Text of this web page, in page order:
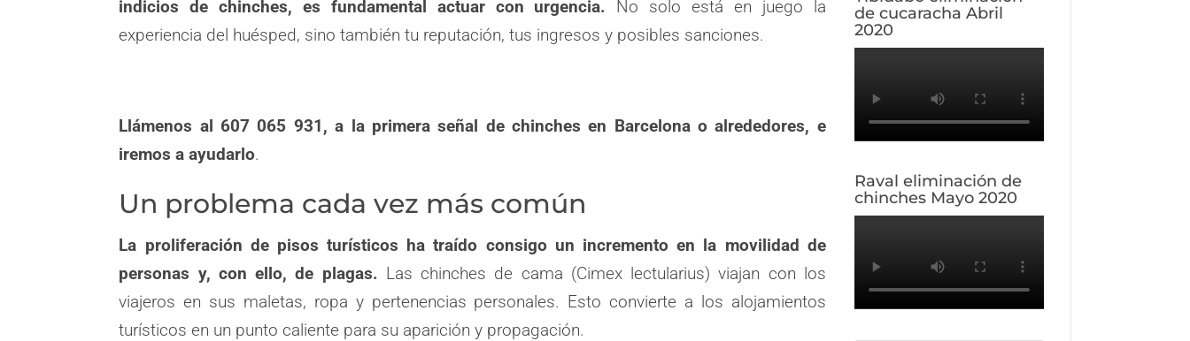
indicios de chinches, es fundamental actuar con urgencia. No solo está en juego la
experiencia del huésped, sino también tu reputación, tus ingresos y posibles sanciones.
Llámenos al 607 065 931, a la primera señal de chinches en Barcelonao alrededores, e
iremos a ayudarlo.
Un problema cada vez más común
La proliferación de pisos turísticos ha traído consigo un incremento en la movilidad de
personas y, con ello, de plagas. Las chinches de cama (Cimex lectularius) viajan con los
viajeros en sus maletas, ropa y pertenencias personales. Esto convierte a los alojamientos
turísticos en un punto caliente para su aparición y propagación.
de cucaracha Abril
2020
Raval eliminación de
chinches Mayo 2020